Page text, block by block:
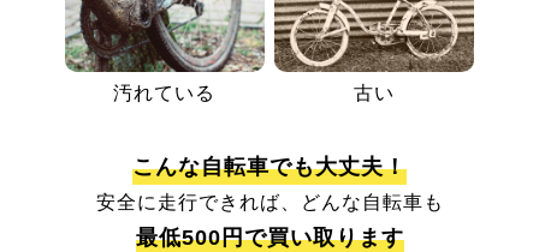
汚れている 古い
こんな自転車でも大丈夫！
安全に走行できれば、どんな自転車も
最低500円で買い取ります